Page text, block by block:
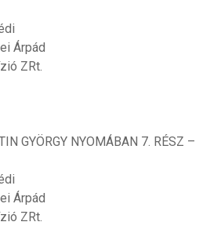
Árpád
ZRt.
GYÖRGY NYOMÁBAN 7. RÉSZ –
Árpád
ZRt.